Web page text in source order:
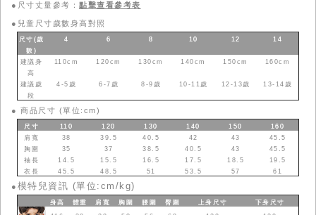
●尺寸丈量參考： 點擊查看參考表
● 兒童尺寸歲數身高對照
尺寸(歲
數 )
4 6 8 10 12 14
建議身
高
110cm 120cm 130cm 140cm 150cm 160cm
建議歲
段
4-5歲 6-7歲 8-9歲 10-11歲 12-13歲 13-14歲
● 商品尺寸 (單位:cm)
尺寸 110 120 130 140 150
160
肩寬
38 39.5 40.5 42 43
45.5
胸圍
35 37 38.5 40.5 43
45.5
袖長
14.5 15.5 16.5 17.5 18.5
19.5
衣長
45.5 48.5 51 53.5 57 61
● 模特兒資訊 (單位:cm/kg)
身高 體重 肩寬 胸圍 腰圍 臀圍 上身 尺寸 下身 尺寸